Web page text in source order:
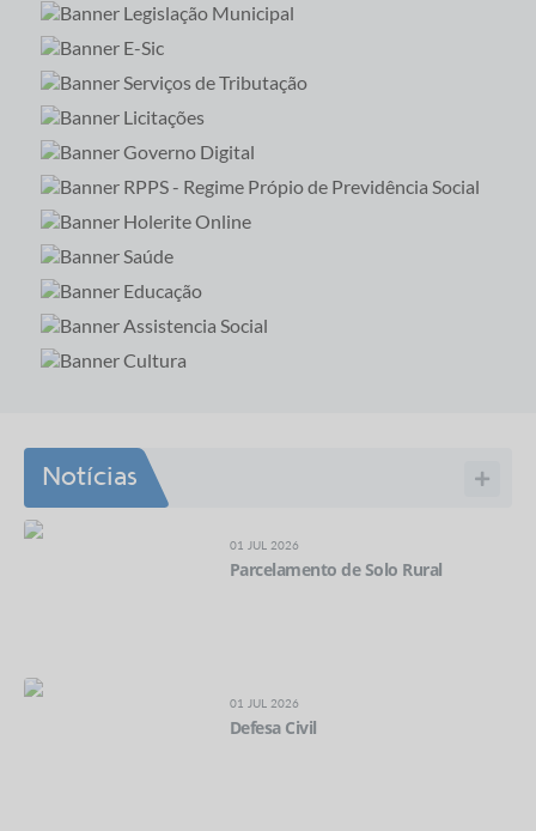
Notícias
01 JUL 2026
Parcelamento de Solo Rural
01 JUL 2026
Defesa Civil